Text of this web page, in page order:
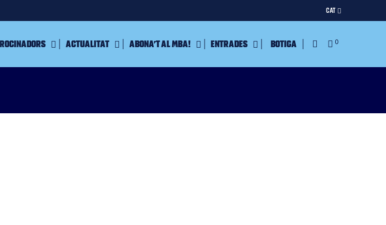
CAT
0
Actualitat Abona’t al MBA! Entrades Botiga